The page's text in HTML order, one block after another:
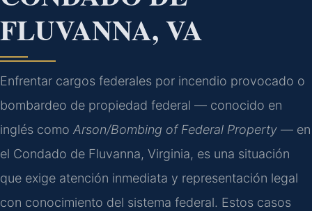
FLUVANNA, VA
Enfrentar cargos federales por incendio provocado o
bombardeo de propiedad federal — conocido en
inglés como Arson/Bombing of Federal Property — en
el Condado de Fluvanna, Virginia, es una situación
que exige atención inmediata y representación legal
con conocimiento del sistema federal. Estos casos